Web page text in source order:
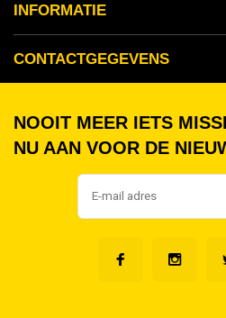
INFORMATIE
CONTACTGEGEVENS
NOOIT MEER IETS
NU AAN VOOR DE